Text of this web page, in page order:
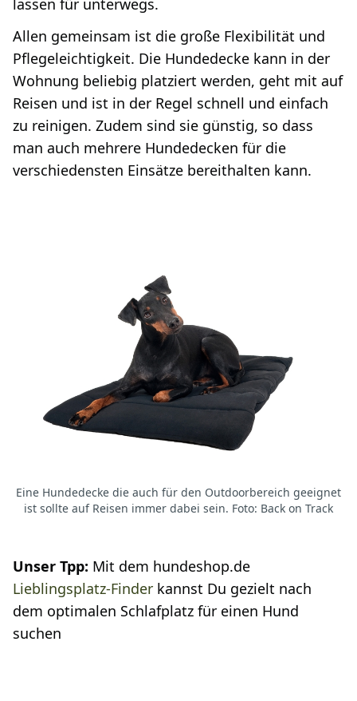
lassen für unterwegs.
Allen gemeinsam ist die große Flexibilität und
Pflegeleichtigkeit. Die Hundedecke kann in der
Wohnung beliebig platziert werden, geht mit auf
Reisen und ist in der Regel schnell und einfach
zu reinigen. Zudem sind sie günstig, so dass
man auch mehrere Hundedecken für die
verschiedensten Einsätze bereithalten kann.
Eine Hundedecke die auch für den Outdoorbereich geeignet
ist sollte auf Reisen immer dabei sein. Foto: Back on Track
Unser Tpp: Mit dem hundeshop.de
Lieblingsplatz-Finder kannst Du gezielt nach
dem optimalen Schlafplatz für einen Hund
suchen